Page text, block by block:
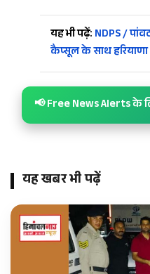
यह भी पढ़ें: NDPS /
कैप्सूल के साथ
📢 Free News Alerts के
यह खबर भी पढ़ें